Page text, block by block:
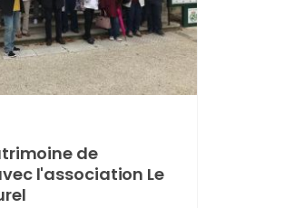
de
l'association Le